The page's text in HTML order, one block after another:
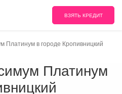
ВЗЯТЬ КРЕДИТ
Платинум в городе Кропивницкий